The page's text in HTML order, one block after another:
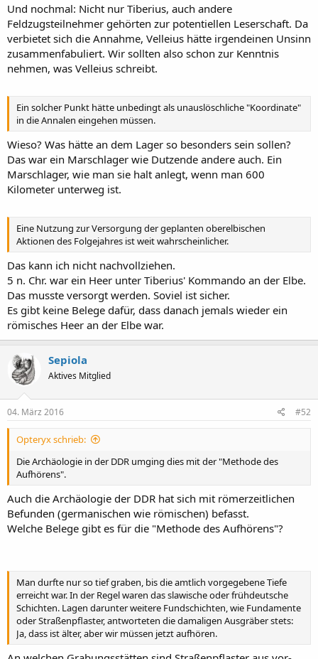
Und nochmal: Nicht nur Tiberius, auch andere
Feldzugsteilnehmer gehörten zur potentiellen Leserschaft. Da
verbietet sich die Annahme, Velleius hätte irgendeinen Unsinn
zusammenfabuliert. Wir sollten also schon zur Kenntnis
nehmen, was Velleius schreibt.
Ein solcher Punkt hätte unbedingt als unauslöschliche "Koordinate"
in die Annalen eingehen müssen.
Wieso? Was hätte an dem Lager so besonders sein sollen?
Das war ein Marschlager wie Dutzende andere auch. Ein
Marschlager, wie man sie halt anlegt, wenn man 600
Kilometer unterweg ist.
Eine Nutzung zur Versorgung der geplanten oberelbischen
Aktionen des Folgejahres ist weit wahrscheinlicher.
Das kann ich nicht nachvollziehen.
5 n. Chr. war ein Heer unter Tiberius' Kommando an der Elbe.
Das musste versorgt werden. Soviel ist sicher.
Es gibt keine Belege dafür, dass danach jemals wieder ein
römisches Heer an der Elbe war.
Sepiola
Aktives Mitglied
04. März 2016 #52
Opteryx schrieb:
Die Archäologie in der DDR umging dies mit der "Methode des
Aufhörens".
Auch die Archäologie der DDR hat sich mit römerzeitlichen
Befunden (germanischen wie römischen) befasst.
Welche Belege gibt es für die "Methode des Aufhörens"?
Man durfte nur so tief graben, bis die amtlich vorgegebene Tiefe
erreicht war. In der Regel waren das slawische oder frühdeutsche
Schichten. Lagen darunter weitere Fundschichten, wie Fundamente
oder Straßenpflaster, antworteten die damaligen Ausgräber stets:
Ja, dass ist älter, aber wir müssen jetzt aufhören.